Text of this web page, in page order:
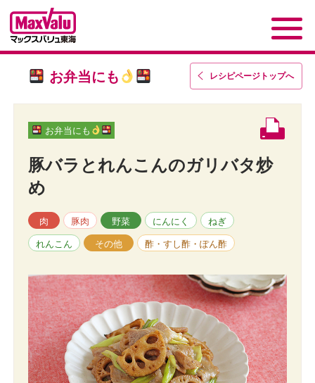
レシピページトップへ
お弁当にも
お弁当にも
豚バラとれんこんのガリバタ炒
め
肉 豚肉 野菜 にんにく ねぎ
れんこん その他 酢・すし酢・ぽん酢